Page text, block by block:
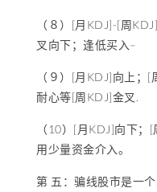
（８）[月KDJ]-[周
叉向下；逢低买入–
（９）[月KDJ]向上；[
耐心等[周KDJ]金叉.
（10）[月KDJ]向下；
用少量资金介入。
第 五：骗线股市是一